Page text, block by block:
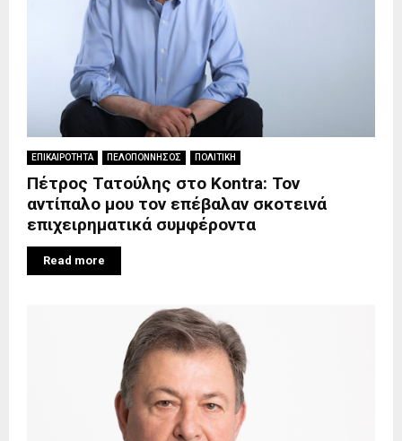
ΕΠΙΚΑΙΡΟΤΗΤΑ ΠΕΛΟΠΟΝΝΗΣΟΣ ΠΟΛΙΤΙΚΗ
Πέτρος Τατούλης στο Κontra: Τον
αντίπαλο μου τον επέβαλαν σκοτεινά
επιχειρηματικά συμφέροντα
Read more